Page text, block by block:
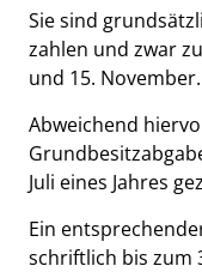
Sie sind
zahlen und zwar
und 15. November.
Abweichend
Juli eines Jahres
Ein
schriftlich bis zum